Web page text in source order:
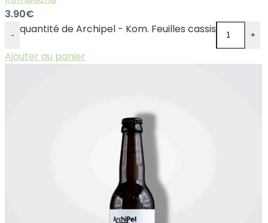
3.90€
- quantité de Archipel - Kom. Feuilles cassis +
Ajouter au panier